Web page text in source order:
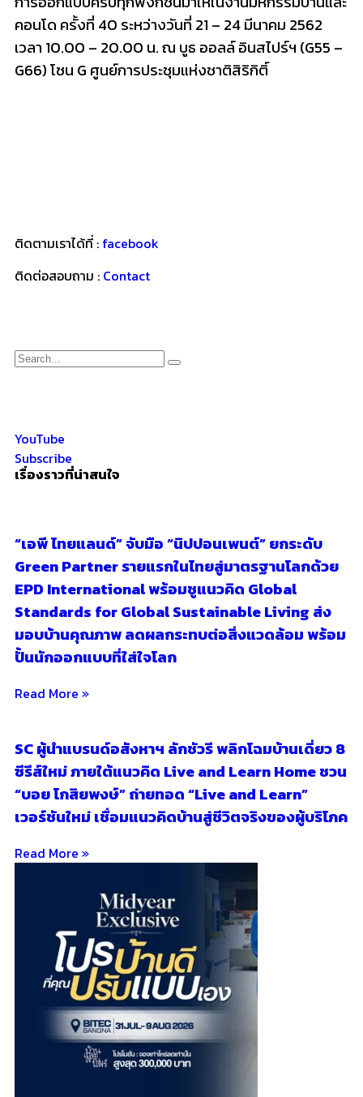
คอนโด ครั้งที่ 40 ระหว่างวันที่ 21 – 24 มีนาคม 2562
เวลา 10.00 – 20.00 น. ณ บูธ ออลล์ อินสไปร์ฯ (G55 –
G66) โซน G ศูนย์การประชุมแห่งชาติสิริกิติ์
ติดตามเราได้ที่ : facebook
ติดต่อสอบถาม : Contact
YouTube
Subscribe
เรื่องราวที่น่าสนใจ
“เอพี ไทยแลนด์” จับมือ “นิปปอนเพนต์” ยกระดับ
Green Partner รายแรกในไทยสู่มาตรฐานโลกด้วย
EPD International พร้อมชูแนวคิด Global
Standards for Global Sustainable Living ส่ง
มอบบ้านคุณภาพ ลดผลกระทบต่อสิ่งแวดล้อม พร้อม
ปั้นนักออกแบบที่ใส่ใจโลก
Read More »
SC ผู้นำแบรนด์อสังหาฯ ลักชัวรี พลิกโฉมบ้านเดี่ยว 8
ซีรีส์ใหม่ ภายใต้แนวคิด Live and Learn Home ชวน
“บอย โกสิยพงษ์” ถ่ายทอด “Live and Learn”
เวอร์ชันใหม่ เชื่อมแนวคิดบ้านสู่ชีวิตจริงของผู้บริโภค
Read More »